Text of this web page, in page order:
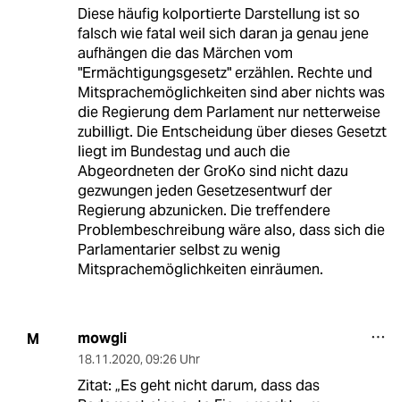
Diese häufig kolportierte Darstellung ist so
falsch wie fatal weil sich daran ja genau jene
aufhängen die das Märchen vom
"Ermächtigungsgesetz" erzählen. Rechte und
Mitsprachemöglichkeiten sind aber nichts was
die Regierung dem Parlament nur netterweise
zubilligt. Die Entscheidung über dieses Gesetzt
liegt im Bundestag und auch die
Abgeordneten der GroKo sind nicht dazu
gezwungen jeden Gesetzesentwurf der
Regierung abzunicken. Die treffendere
Problembeschreibung wäre also, dass sich die
Parlamentarier selbst zu wenig
Mitsprachemöglichkeiten einräumen.
M mowgli
18.11.2020, 09:26 Uhr
Zitat: „Es geht nicht darum, dass das